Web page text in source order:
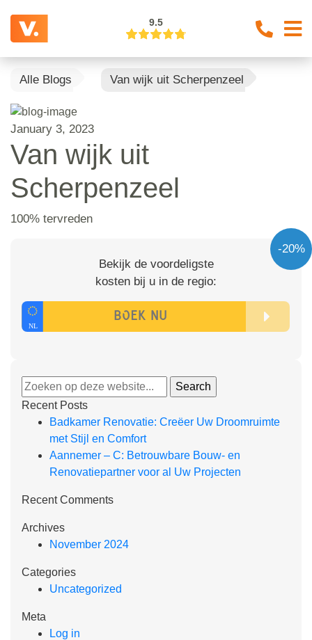
9.5
Alle Blogs Van wijk uit Scherpenzeel
January 3, 2023
Van wijk uit
Scherpenzeel
100% tervreden
-20%
Bekijk de voordeligste
kosten bij u in de regio:
Recent Posts
Badkamer Renovatie: Creëer Uw Droomruimte
met Stijl en Comfort
Aannemer – C: Betrouwbare Bouw- en
Renovatiepartner voor al Uw Projecten
Recent Comments
Archives
November 2024
Categories
Uncategorized
Meta
Log in